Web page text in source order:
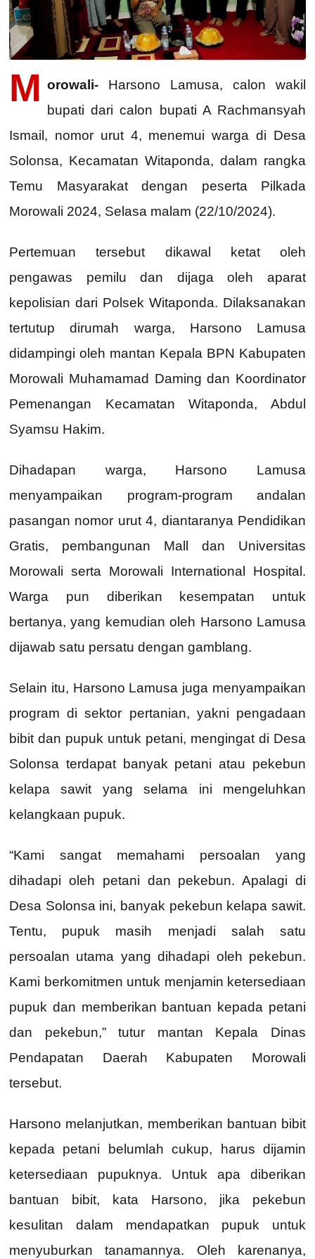
M orowali- Harsono Lamusa, calon wakil
bupati dari calon bupati A Rachmansyah
Ismail, nomor urut 4, menemui warga di Desa
Solonsa, Kecamatan Witaponda, dalam rangka
Temu Masyarakat dengan peserta Pilkada
Morowali 2024, Selasa malam (22/10/2024).
Pertemuan tersebut dikawal ketat oleh
pengawas pemilu dan dijaga oleh aparat
kepolisian dari Polsek Witaponda. Dilaksanakan
tertutup dirumah warga, Harsono Lamusa
didampingi oleh mantan Kepala BPN Kabupaten
Morowali Muhamamad Daming dan Koordinator
Pemenangan Kecamatan Witaponda, Abdul
Syamsu Hakim.
Dihadapan warga, Harsono Lamusa
menyampaikan program-program andalan
pasangan nomor urut 4, diantaranya Pendidikan
Gratis, pembangunan Mall dan Universitas
Morowali serta Morowali International Hospital.
Warga pun diberikan kesempatan untuk
bertanya, yang kemudian oleh Harsono Lamusa
dijawab satu persatu dengan gamblang.
Selain itu, Harsono Lamusa juga menyampaikan
program di sektor pertanian, yakni pengadaan
bibit dan pupuk untuk petani, mengingat di Desa
Solonsa terdapat banyak petani atau pekebun
kelapa sawit yang selama ini mengeluhkan
kelangkaan pupuk.
“Kami sangat memahami persoalan yang
dihadapi oleh petani dan pekebun. Apalagi di
Desa Solonsa ini, banyak pekebun kelapa sawit.
Tentu, pupuk masih menjadi salah satu
persoalan utama yang dihadapi oleh pekebun.
Kami berkomitmen untuk menjamin ketersediaan
pupuk dan memberikan bantuan kepada petani
dan pekebun,” tutur mantan Kepala Dinas
Pendapatan Daerah Kabupaten Morowali
tersebut.
Harsono melanjutkan, memberikan bantuan bibit
kepada petani belumlah cukup, harus dijamin
ketersediaan pupuknya. Untuk apa diberikan
bantuan bibit, kata Harsono, jika pekebun
kesulitan dalam mendapatkan pupuk untuk
menyuburkan tanamannya. Oleh karenanya,